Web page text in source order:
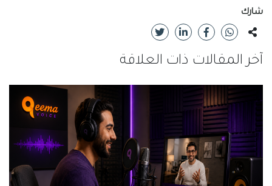
شارك
آخر المقالات ذات العلاقة